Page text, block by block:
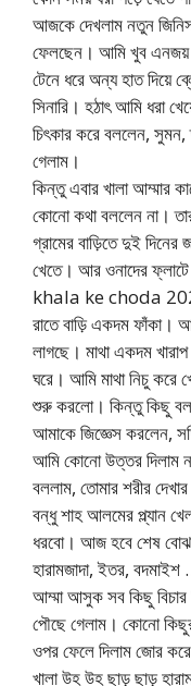
আজকে দেখলাম নতুন জিনিস,
ফেলছেন। আমি খুব এনজয়
টেনে ধরে অন্য হাত দিয়ে
সিনারি। হঠাৎ আমি ধরা
চিৎকার করে বললেন,
গেলাম।
কিন্তু এবার খালা আম্মার
কোনো কথা বললেন না।
গ্রামের বাড়িতে দুই
খেতে। আর ওনাদের
khala ke choda
রাতে বাড়ি একদম ফাঁকা।
লাগছে। মাথা একদম
ঘরে। আমি মাথা নিচু করে
শুরু করলো। কিন্তু কিছু
আমাকে জিজ্ঞেস করলেন,
আমি কোনো উত্তর দিলাম
বললাম, তোমার শরীর
বন্ধু শাহ আলমের প্ল্যান
ধরবো। আজ হবে শেষ
হারামজাদা, ইতর,
আম্মা আসুক সব কিছু
পৌছে গেলাম। কোনো কিছুর
ওপর ফেলে দিলাম জোর
খালা উহ উহ ছাড় ছাড়